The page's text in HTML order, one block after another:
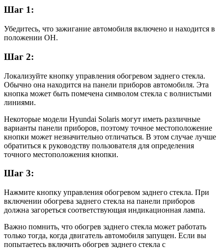
Шаг 1:
Убедитесь, что зажигание автомобиля включено и находится в
положении ОН.
Шаг 2:
Локализуйте кнопку управления обогревом заднего стекла.
Обычно она находится на панели приборов автомобиля. Эта
кнопка может быть помечена символом стекла с волнистыми
линиями.
Некоторые модели Hyundai Solaris могут иметь различные
варианты панели приборов, поэтому точное местоположение
кнопки может незначительно отличаться. В этом случае лучше
обратиться к руководству пользователя для определения
точного местоположения кнопки.
Шаг 3:
Нажмите кнопку управления обогревом заднего стекла. При
включении обогрева заднего стекла на панели приборов
должна загореться соответствующая индикационная лампа.
Важно помнить, что обогрев заднего стекла может работать
только тогда, когда двигатель автомобиля запущен. Если вы
попытаетесь включить обогрев заднего стекла с